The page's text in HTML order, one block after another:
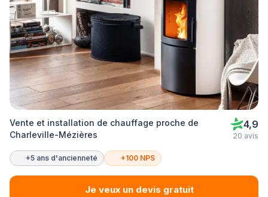
Vente et installation de chauffage proche de
Charleville-Mézières
4,9
20 avis
+5 ans d'ancienneté +100 NPS
Je veux un devis gratuit